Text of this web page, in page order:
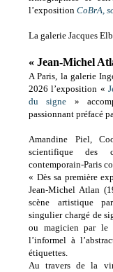
l’exposition CoBrA,
La galerie Jacques
« Jean-Michel
A Paris, la galerie
2026 l’exposition «
du signe »
passionnant préfacé
Amandine Piel,
scientifique des
contemporain-Paris
« Dès sa première
Jean-Michel Atlan
scène artistique
singulier chargé de
ou magicien par le
l’informel à
étiquettes.
Au travers de la